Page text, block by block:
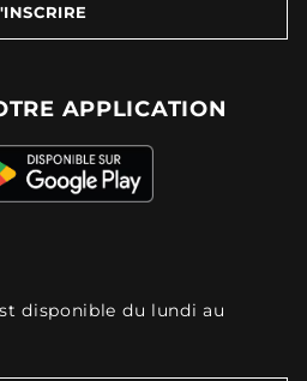
APPLICATION
disponible du lundi au